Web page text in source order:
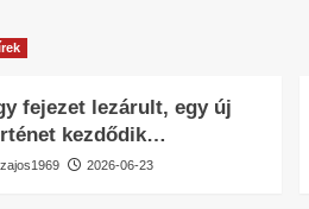
fejezet lezárult, egy új
kezdődik…
zajos1969 2026-06-23